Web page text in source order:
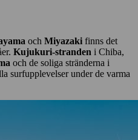
och Miyazaki finns det
Kujukuri-stranden i Chiba,
och de soliga stränderna i
surfupplevelser under de varma